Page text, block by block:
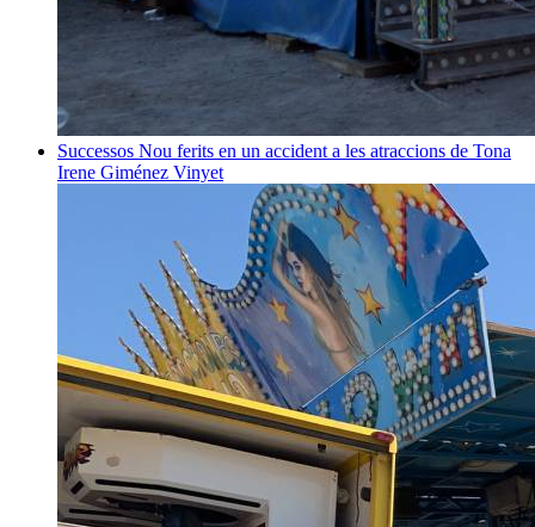
Successos Nou ferits en un accident a les atraccions de Tona
Irene Giménez Vinyet